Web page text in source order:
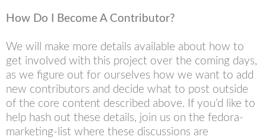
How Do I Become A Contributor?
We will make more details available about how to
get involved with this project over the coming days,
as we figure out for ourselves how we want to add
new contributors and decide what to post outside
of the core content described above. If you’d like to
help hash out these details, join us on the fedora-
marketing-list where these discussions are